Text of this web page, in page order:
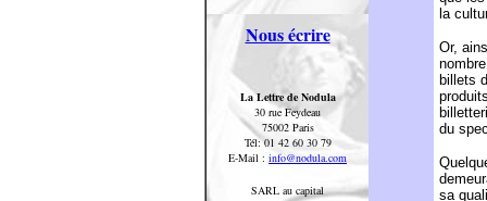
Nous écrire
La Lettre de Nodula
30 rue Feydeau
75002 Paris
Tél: 01 42 60 30 79
E-Mail : info@nodula.com
SARL au capital
la
Or,
billets
du
sa